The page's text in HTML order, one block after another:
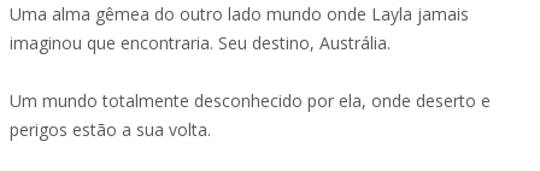
Uma alma gêmea do outro lado mundo onde Layla jamais
imaginou que encontraria. Seu destino, Austrália.
Um mundo totalmente desconhecido por ela, onde deserto e
perigos estão a sua volta.